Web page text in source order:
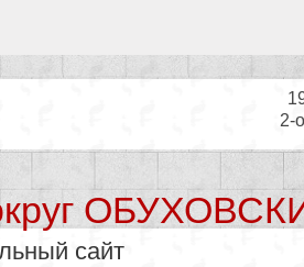
2-
сайт